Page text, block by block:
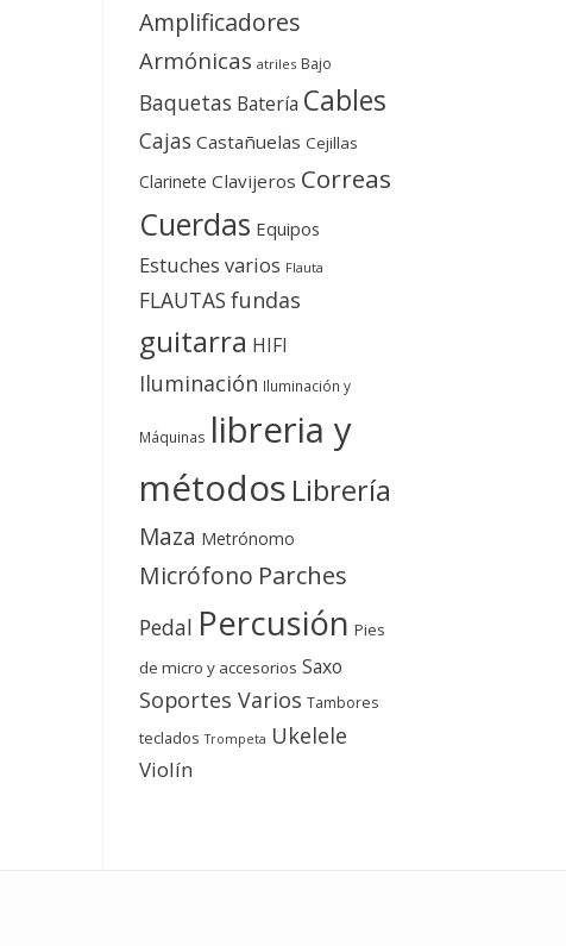
Amplificadores
Armónicas atriles Bajo
Baquetas Batería Cables
Cajas Castañuelas Cejillas
Clarinete Clavijeros Correas
Cuerdas Equipos
Estuches varios Flauta
FLAUTAS fundas
guitarra HIFI
Iluminación Iluminación y
Máquinas libreria y
métodos Librería
Maza Metrónomo
Micrófono Parches
Pedal Percusión Pies
de micro y accesorios Saxo
Soportes Varios Tambores
teclados Trompeta Ukelele
Violín